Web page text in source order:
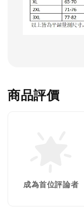
商品評價
成為首位評論者